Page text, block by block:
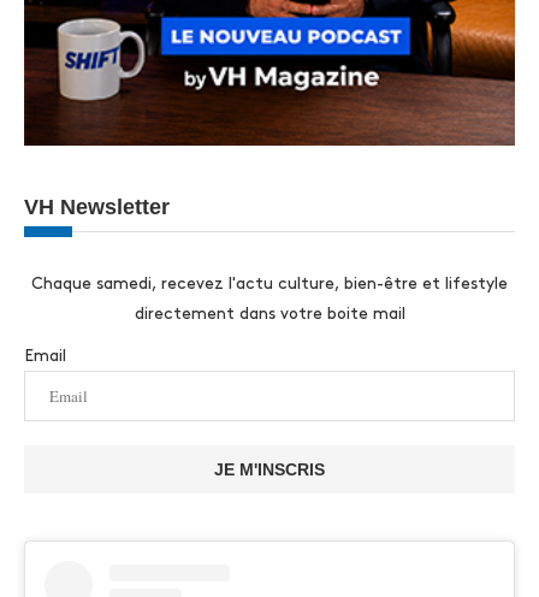
VH Newsletter
Chaque samedi, recevez l'actu culture, bien-être et lifestyle
directement dans votre boite mail
Email
JE M'INSCRIS